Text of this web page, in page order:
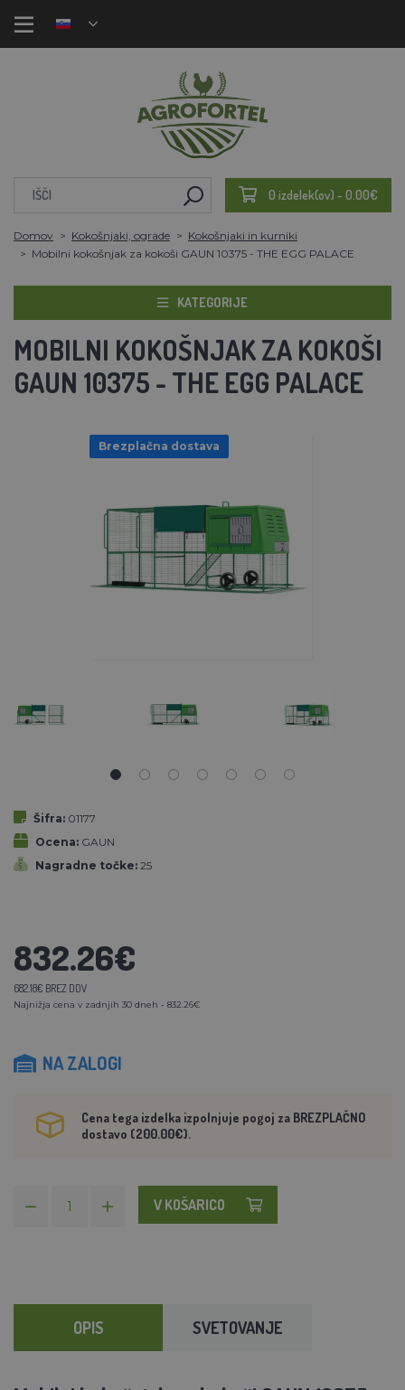
0 izdelek(ov) - 0.00€
Domov Kokošnjaki, ograde
Kokošnjaki in kurniki
Mobilni kokošnjak za kokoši GAUN 10375 - THE EGG PALACE
KATEGORIJE
MOBILNI KOKOŠNJAK ZA KOKOŠI
GAUN 10375 - THE EGG PALACE
Brezplačna dostava
Šifra: 01177
Ocena: GAUN
Nagradne točke: 25
832.26€
682.18€ BREZ DDV
Najnižja cena v zadnjih 30 dneh - 832.26€
NA ZALOGI
Cena tega izdelka izpolnjuje pogoj za BREZPLAČNO
dostavo (200.00€).
V KOŠARICO
OPIS SVETOVANJE